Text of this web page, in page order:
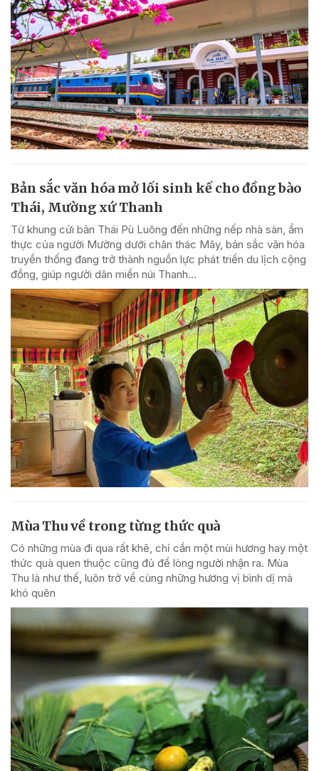
Bản sắc văn hóa mở lối sinh kế cho đồng bào
Thái, Mường xứ Thanh
Từ khung cửi bản Thái Pù Luông đến những nếp nhà sàn, ẩm
thực của người Mường dưới chân thác Mây, bản sắc văn hóa
truyền thống đang trở thành nguồn lực phát triển du lịch cộng
đồng, giúp người dân miền núi Thanh...
Mùa Thu về trong từng thức quà
Có những mùa đi qua rất khẽ, chỉ cần một mùi hương hay một
thức quà quen thuộc cũng đủ để lòng người nhận ra. Mùa
Thu là như thế, luôn trở về cùng những hương vị bình dị mà
khó quên